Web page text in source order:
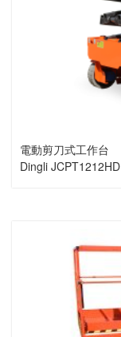
電動剪刀式工作台
Dingli JCPT1212HD